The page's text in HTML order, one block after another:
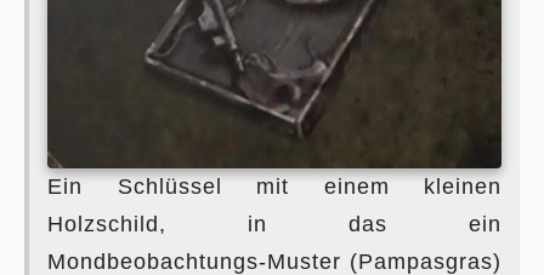
Ein Schlüssel mit einem kleinen
Holzschild, in das ein
Mondbeobachtungs-Muster (Pampasgras)